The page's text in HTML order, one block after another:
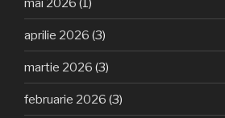
mai 2026 (1)
aprilie 2026 (3)
martie 2026 (3)
februarie 2026 (3)